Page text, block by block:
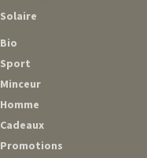
Solaire
Bio
Sport
Minceur
Homme
Cadeaux
Promotions